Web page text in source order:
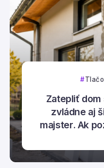
Zatepliť
zvládne aj
majster. Ak